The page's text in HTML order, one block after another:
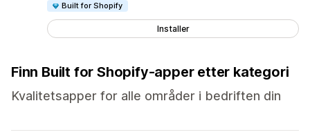
Built for Shopify
Installer
Finn Built for Shopify-apper etter kategori
Kvalitetsapper for alle områder i bedriften din